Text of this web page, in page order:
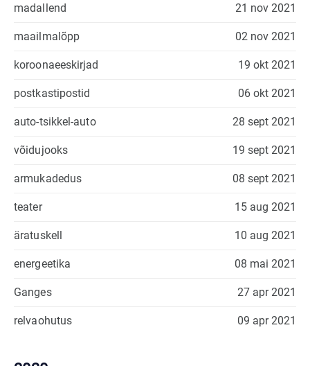
madallend 21 nov 2021
maailmalõpp 02 nov 2021
koroonaeeskirjad 19 okt 2021
postkastipostid 06 okt 2021
auto-tsikkel-auto 28 sept 2021
võidujooks 19 sept 2021
armukadedus 08 sept 2021
teater 15 aug 2021
äratuskell 10 aug 2021
energeetika 08 mai 2021
Ganges 27 apr 2021
relvaohutus 09 apr 2021